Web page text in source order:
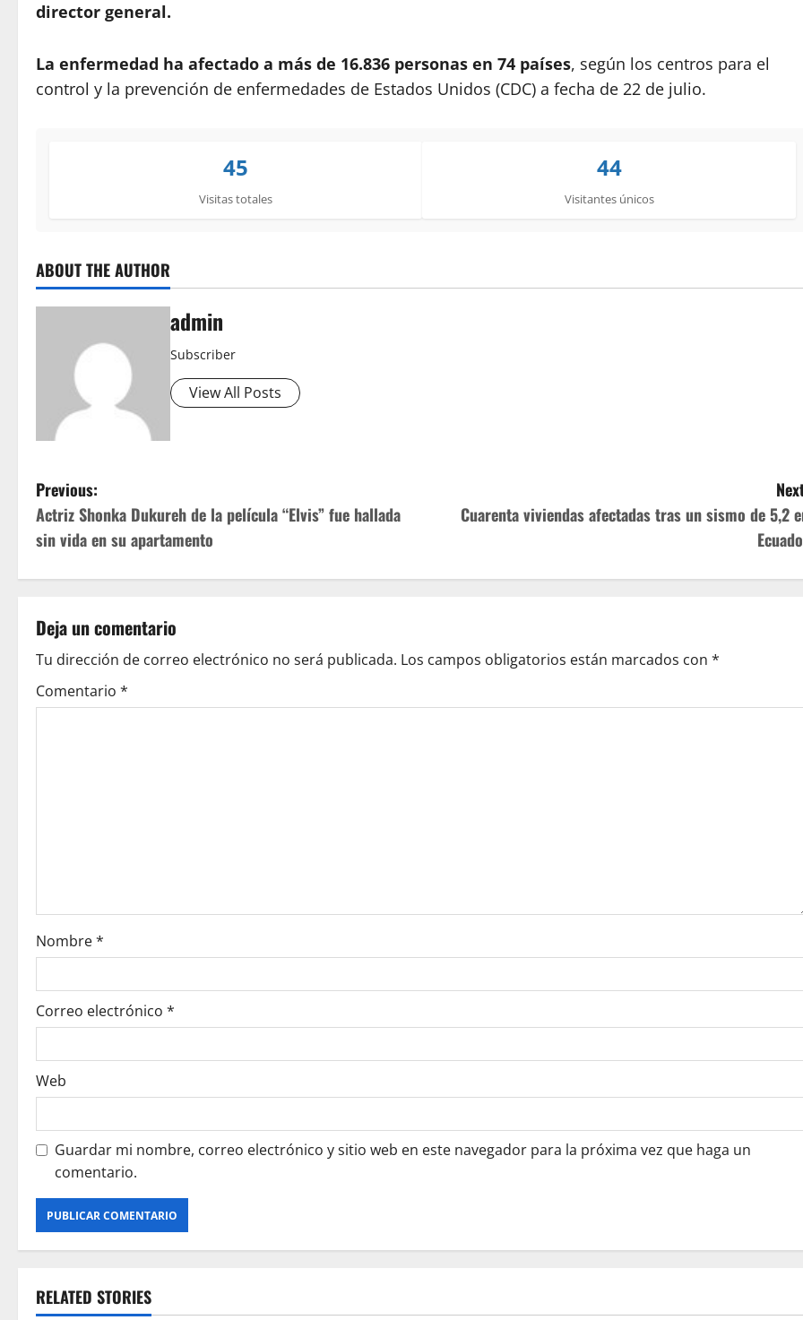
director general.
La enfermedad ha afectado a más de 16.836 personas en 74 países, según los centros para el
control y la prevención de enfermedades de Estados Unidos (CDC) a fecha de 22 de julio.
45
Visitas totales
44
Visitantes únicos
ABOUT THE AUTHOR
admin
Subscriber
View All Posts
P
o
s
n
a
v
i
o
n
Previous:
Actriz Shonka Dukureh de la película “Elvis” fue hallada
sin vida en su apartamento
Cuarenta viviendas afectadas tras un sismo de 5,2
Deja un comentario
Tu dirección de correo electrónico no será publicada. Los campos obligatorios están marcados con *
Comentario *
Nombre*
Correo electrónico *
Web
Guardar mi nombre, correo electrónico y sitio web en este navegador para la próxima vez que haga un
comentario.
RELATED STORIES